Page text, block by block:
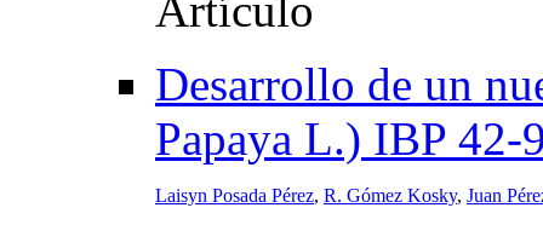
Desarrollo de un
Papaya L.) IBP 42-
Laisyn Posada Pérez, R. Gómez Kosky, Juan